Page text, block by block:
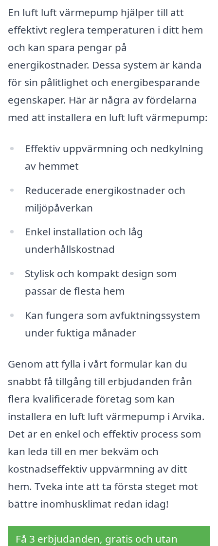
En luft luft värmepump hjälper till att
effektivt reglera temperaturen i ditt hem
och kan spara pengar på
energikostnader. Dessa system är kända
för sin pålitlighet och energibesparande
egenskaper. Här är några av fördelarna
med att installera en luft luft värmepump:
Effektiv uppvärmning och nedkylning
av hemmet
Reducerade energikostnader och
miljöpåverkan
Enkel installation och låg
underhållskostnad
Stylisk och kompakt design som
passar de flesta hem
Kan fungera som avfuktningssystem
under fuktiga månader
Genom att fylla i vårt formulär kan du
snabbt få tillgång till erbjudanden från
flera kvalificerade företag som kan
installera en luft luft värmepump i Arvika.
Det är en enkel och effektiv process som
kan leda till en mer bekväm och
kostnadseffektiv uppvärmning av ditt
hem. Tveka inte att ta första steget mot
bättre inomhusklimat redan idag!
Få 3 erbjudanden, gratis och utan